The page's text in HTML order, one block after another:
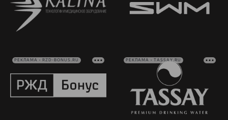
РЕКЛАМА • RZD-BONUS.RU РЕКЛАМА • TASSAY.RU